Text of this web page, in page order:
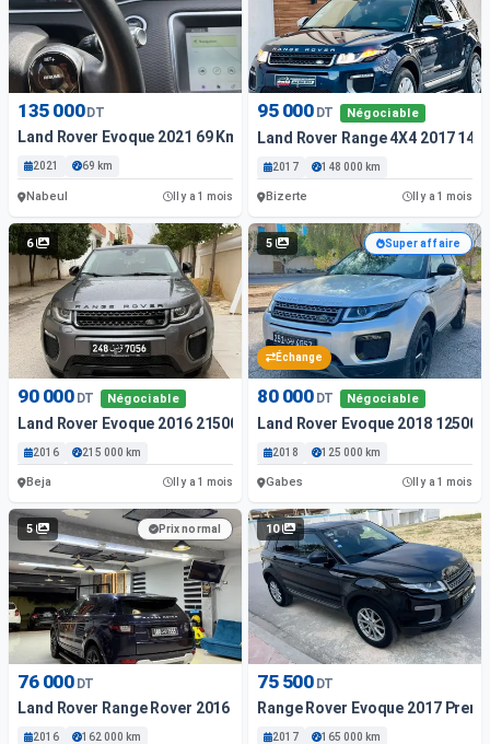
135 000 DT
Land Rover Evoque 2021 69 Km
2021 69 km
Nabeul Il y a 1 mois
95 000 DT Négociable
Land Rover Range 4X4 2017
2017 148 000 km
Bizerte Il y a 1 mois
6
90 000 DT Négociable
Land Rover Evoque 2016 215000 Km
2016 215 000 km
Beja Il y a 1 mois
5
Échange
Super affaire
80 000 DT Négociable
Land Rover Evoque 2018 125000
2018 125 000 km
Gabes Il y a 1 mois
5 Prix normal
76 000 DT
Land Rover Range Rover 2016 162000 Km
2016 162 000 km
10
75 500 DT
Range Rover Evoque 2017
2017 165 000 km